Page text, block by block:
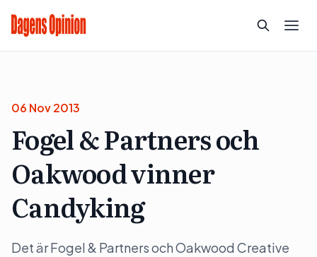
06 Nov 2013
Fogel & Partners och
Oakwood vinner
Candyking
Det är Fogel & Partners och Oakwood Creative